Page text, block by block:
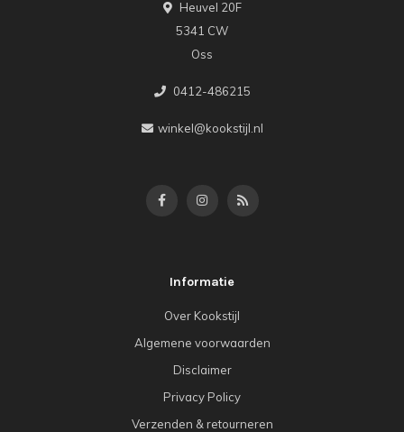
Heuvel 20F
5341 CW
Oss
0412-486215
winkel@kookstijl.nl
Informatie
Over Kookstijl
Algemene voorwaarden
Disclaimer
Privacy Policy
Verzenden & retourneren